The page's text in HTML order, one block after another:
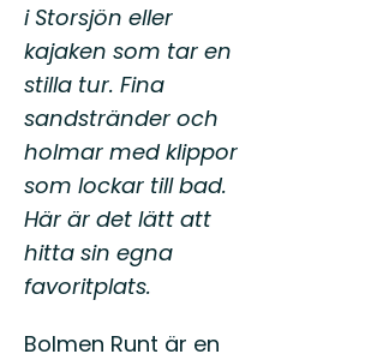
i Storsjön eller
kajaken som tar en
stilla tur. Fina
sandstränder och
holmar med klippor
som lockar till bad.
Här är det lätt att
hitta sin egna
favoritplats.
Bolmen Runt är en